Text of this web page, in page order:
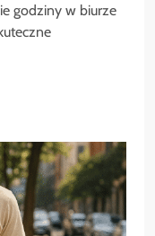
godziny w biurze